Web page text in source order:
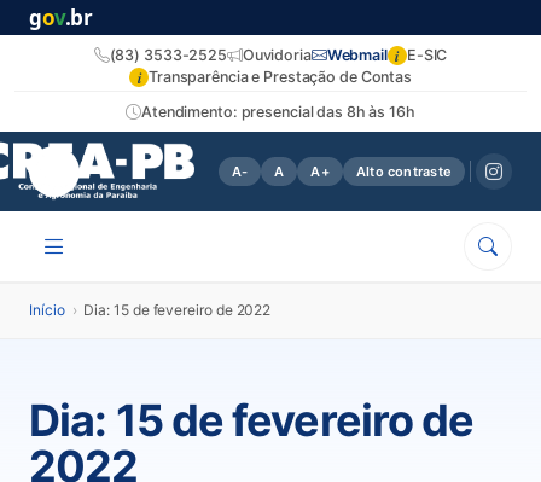
gov.br
Atendimento: presencial das 8h às 16h
(83) 3533-2525 Ouvidoria Webmail i E-SIC
i Transparência e Prestação de Contas
A- A A+ Alto contraste
Início › Dia: 15 de fevereiro de 2022
Dia: 15 de fevereiro de
2022